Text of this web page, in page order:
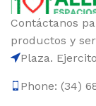
Contáctanos
productos y
Plaza.
Phone: (34)